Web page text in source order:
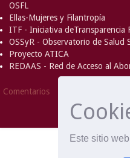
Este sitio
OSFL
Ellas-Mujeres y Filantropía
ITF - Iniciativa deTransparencia
OSSyR - Observatorio de Salud
Proyecto ATICA
REDAAS - Red de Acceso al
Comentarios